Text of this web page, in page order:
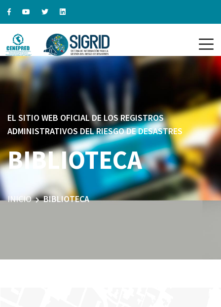
EL SITIO WEB OFICIAL DE LOS REGISTROS
ADMINISTRATIVOS DEL RIESGO DE DESASTRES
BIBLIOTECA
INICIO BIBLIOTECA